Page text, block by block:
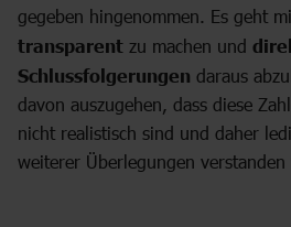
gegeben hingenommen. Es geht
transparent zu machen und
Schlussfolgerungen daraus
davon auszugehen, dass diese
nicht realistisch sind und daher
weiterer Überlegungen